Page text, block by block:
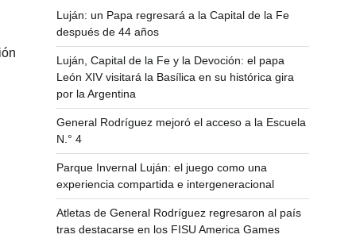
Luján: un Papa regresará a la Capital de la Fe
después de 44 años
Luján, Capital de la Fe y la Devoción: el papa
León XIV visitará la Basílica en su histórica gira
por la Argentina
General Rodríguez mejoró el acceso a la Escuela
N.° 4
Parque Invernal Luján: el juego como una
experiencia compartida e intergeneracional
Atletas de General Rodríguez regresaron al país
tras destacarse en los FISU America Games